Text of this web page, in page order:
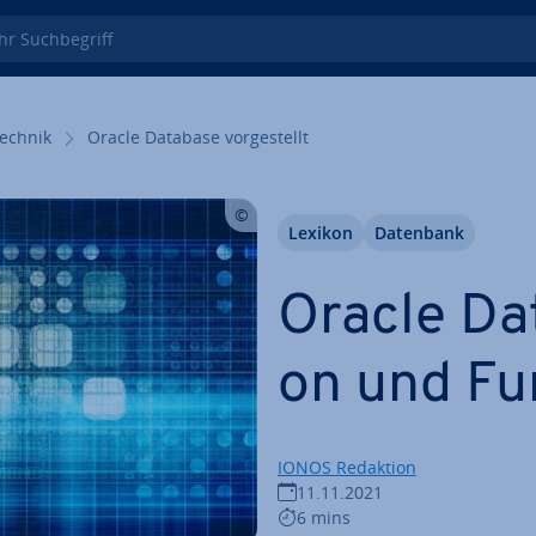
Such­be­griff
Oracle Database vor­ge­stellt
Oracle
on und
IONOS Redaktion
11.11.2021
6 mins
Lexikon Datenbank